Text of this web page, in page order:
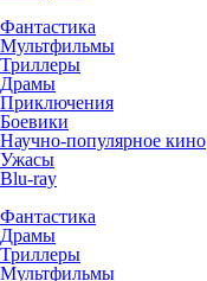
Фантастика
Мультфильмы
Триллеры
Драмы
Приключения
Боевики
Научно-популярное кино
Ужасы
Blu-ray
Фантастика
Драмы
Триллеры
Мультфильмы